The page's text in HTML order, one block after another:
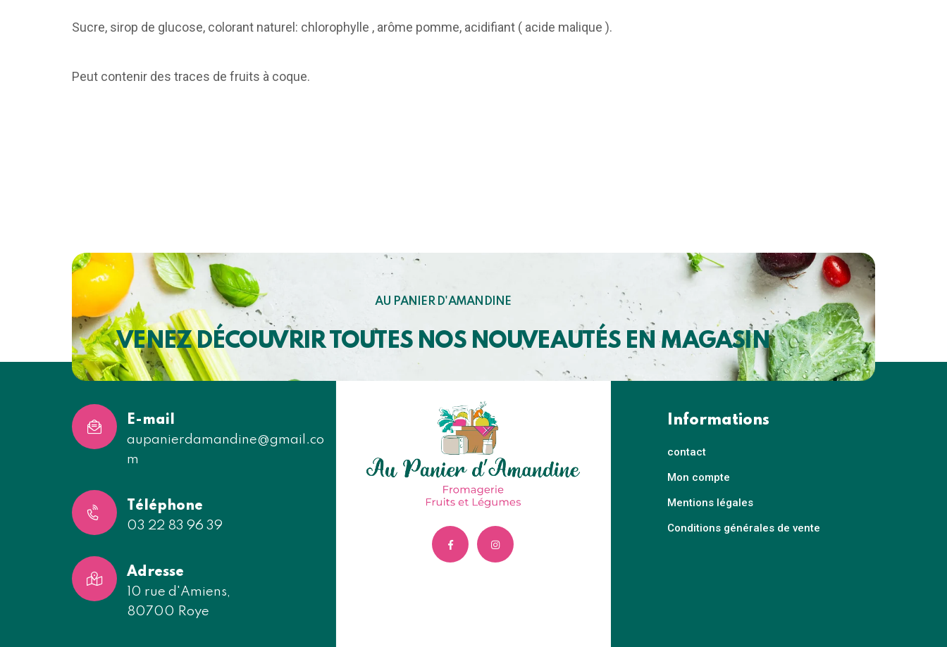
Sucre, sirop de glucose, colorant naturel: chlorophylle , arôme pomme, acidifiant ( acide malique ).
Peut contenir des traces de fruits à coque.
AU PANIER D'AMANDINE
VENEZ DÉCOUVRIR TOUTES NOS NOUVEAUTÉS EN MAGASIN
E-mail
aupanierdamandine@gmail.co
m
Téléphone
03 22 83 96 39
Adresse
10 rue d'Amiens,
80700 Roye
Informations
contact
Mon compte
Mentions légales
Conditions générales de vente